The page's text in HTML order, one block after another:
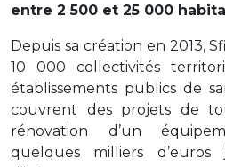
entre 2 500 et 25 000
Depuis sa création en 2013,
10 000 collectivités
établissements publics de
couvrent des projets de
rénovation d’un
quelques milliers d’euros